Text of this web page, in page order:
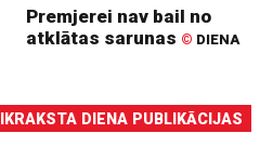
Premjerei nav bail no
atklātas sarunas © DIENA
DIENA PUBLIKĀCIJAS